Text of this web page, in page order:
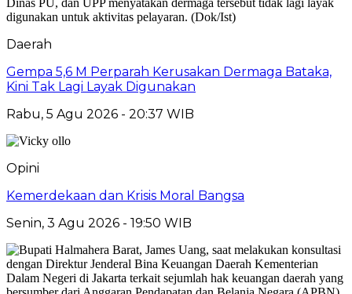
Daerah
Gempa 5,6 M Perparah Kerusakan Dermaga Bataka,
Kini Tak Lagi Layak Digunakan
Rabu, 5 Agu 2026 - 20:37 WIB
Opini
Kemerdekaan dan Krisis Moral Bangsa
Senin, 3 Agu 2026 - 19:50 WIB